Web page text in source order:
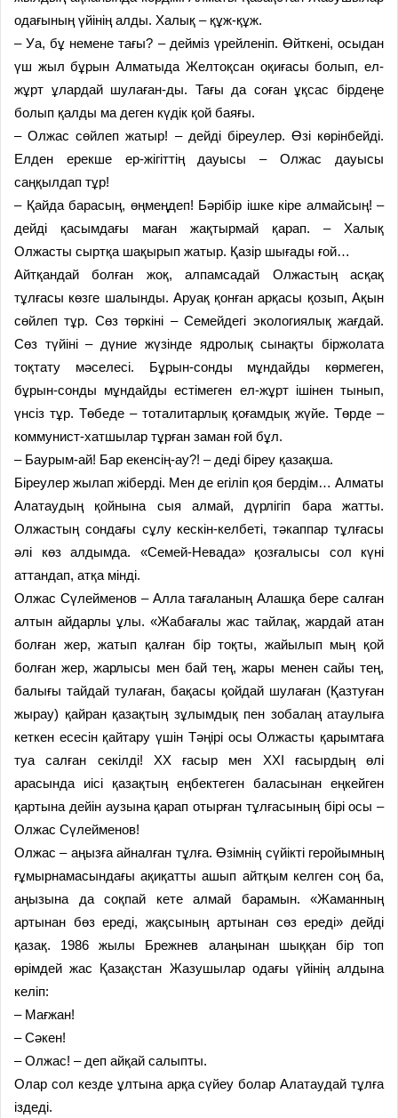
одағының үйінің алды. Халық – құж-құж.
– Уа, бұ немене тағы? – дейміз үрейленіп. Өйткені, осыдан
үш жыл бұрын Алматыда Желтоқсан оқиғасы болып, ел-
жұрт ұлардай шулаған-ды. Тағы да соған ұқсас бірдеңе
болып қалды ма деген күдік қой баяғы.
– Олжас сөйлеп жатыр! – дейді біреулер. Өзі көрінбейді.
Елден ерекше ер-жігіттің дауысы – Олжас дауысы
саңқылдап тұр!
– Қайда барасың, өңмеңдеп! Бәрібір ішке кіре алмайсың! –
дейді қасымдағы маған жақтырмай қарап. – Халық
Олжасты сыртқа шақырып жатыр. Қазір шығады ғой…
Айтқандай болған жоқ, алпамсадай Олжастың асқақ
тұлғасы көзге шалынды. Аруақ қонған арқасы қозып, Ақын
сөйлеп тұр. Сөз төркіні – Семейдегі экологиялық жағдай.
Сөз түйіні – дүние жүзінде ядролық сынақты біржолата
тоқтату мәселесі. Бұрын-сонды мұндайды көрмеген,
бұрын-сонды мұндайды естімеген ел-жұрт ішінен тынып,
үнсіз тұр. Төбеде – тоталитарлық қоғамдық жүйе. Төрде –
коммунист-хатшылар тұрған заман ғой бұл.
– Баурым-ай! Бар екенсің-ау?! – деді біреу қазақша.
Біреулер жылап жіберді. Мен де егіліп қоя бердім… Алматы
Алатаудың қойнына сыя алмай, дүрлігіп бара жатты.
Олжастың сондағы сұлу кескін-келбеті, тәкаппар тұлғасы
әлі көз алдымда. «Семей-Невада» қозғалысы сол күні
аттандап, атқа мінді.
Олжас Сүлейменов – Алла тағаланың Алашқа бере салған
алтын айдарлы ұлы. «Жабағалы жас тайлақ, жардай атан
болған жер, жатып қалған бір тоқты, жайылып мың қой
болған жер, жарлысы мен бай тең, жары менен сайы тең,
балығы тайдай тулаған, бақасы қойдай шулаған (Қазтуған
жырау) қайран қазақтың зұлымдық пен зобалаң атаулыға
кеткен есесін қайтару үшін Тәңірі осы Олжасты қарымтаға
туа салған секілді! ХХ ғасыр мен ХХІ ғасырдың өлі
арасында иісі қазақтың еңбектеген баласынан еңкейген
қартына дейін аузына қарап отырған тұлғасының бірі осы –
Олжас Сүлейменов!
Олжас – аңызға айналған тұлға. Өзімнің сүйікті геройымның
ғұмырнамасындағы ақиқатты ашып айтқым келген соң ба,
аңызына да соқпай кете алмай барамын. «Жаманның
артынан бөз ереді, жақсының артынан сөз ереді» дейді
қазақ. 1986 жылы Брежнев алаңынан шыққан бір топ
өрімдей жас Қазақстан Жазушылар одағы үйінің алдына
келіп:
– Мағжан!
– Сәкен!
– Олжас! – деп айқай салыпты.
Олар сол кезде ұлтына арқа сүйеу болар Алатаудай тұлға
іздеді.